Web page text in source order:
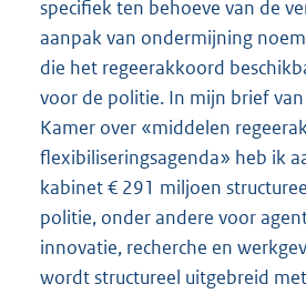
specifiek ten behoeve van de
aanpak van ondermijning
die het regeerakkoord
voor de politie. In mijn brief
Kamer over «middelen
flexibiliseringsagenda» heb ik
kabinet € 291 miljoen
politie, onder andere voor
innovatie, recherche en
wordt structureel uitgebreid